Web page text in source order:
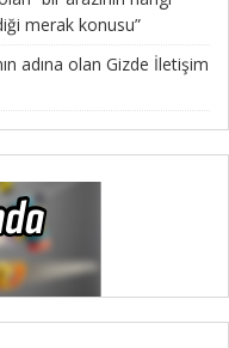
merak konusu”
adına olan Gizde İletişim